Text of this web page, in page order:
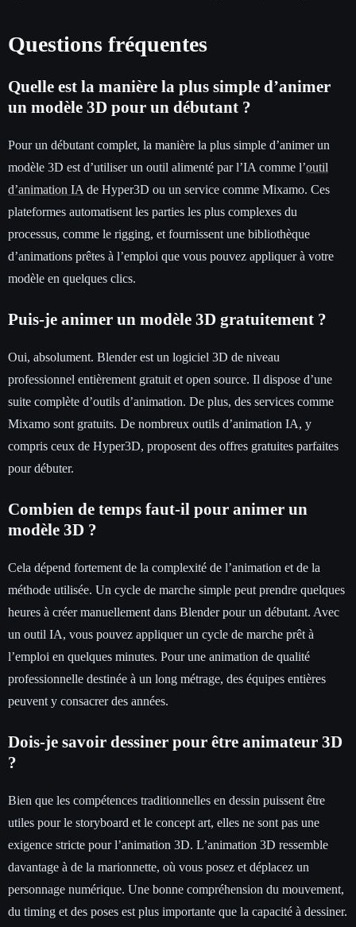
Questions fréquentes
Quelle est la manière la plus simple d’animer
un modèle 3D pour un débutant ?
Pour un débutant complet, la manière la plus simple d’animer un
modèle 3D est d’utiliser un outil alimenté par l’IA comme l’outil
d’animation IA de Hyper3D ou un service comme Mixamo. Ces
plateformes automatisent les parties les plus complexes du
processus, comme le rigging, et fournissent une bibliothèque
d’animations prêtes à l’emploi que vous pouvez appliquer à votre
modèle en quelques clics.
Puis-je animer un modèle 3D gratuitement ?
Oui, absolument. Blender est un logiciel 3D de niveau
professionnel entièrement gratuit et open source. Il dispose d’une
suite complète d’outils d’animation. De plus, des services comme
Mixamo sont gratuits. De nombreux outils d’animation IA, y
compris ceux de Hyper3D, proposent des offres gratuites parfaites
pour débuter.
Combien de temps faut-il pour animer un
modèle 3D ?
Cela dépend fortement de la complexité de l’animation et de la
méthode utilisée. Un cycle de marche simple peut prendre quelques
heures à créer manuellement dans Blender pour un débutant. Avec
un outil IA, vous pouvez appliquer un cycle de marche prêt à
l’emploi en quelques minutes. Pour une animation de qualité
professionnelle destinée à un long métrage, des équipes entières
peuvent y consacrer des années.
Dois-je savoir dessiner pour être animateur 3D
?
Bien que les compétences traditionnelles en dessin puissent être
utiles pour le storyboard et le concept art, elles ne sont pas une
exigence stricte pour l’animation 3D. L’animation 3D ressemble
davantage à de la marionnette, où vous posez et déplacez un
personnage numérique. Une bonne compréhension du mouvement,
du timing et des poses est plus importante que la capacité à dessiner.